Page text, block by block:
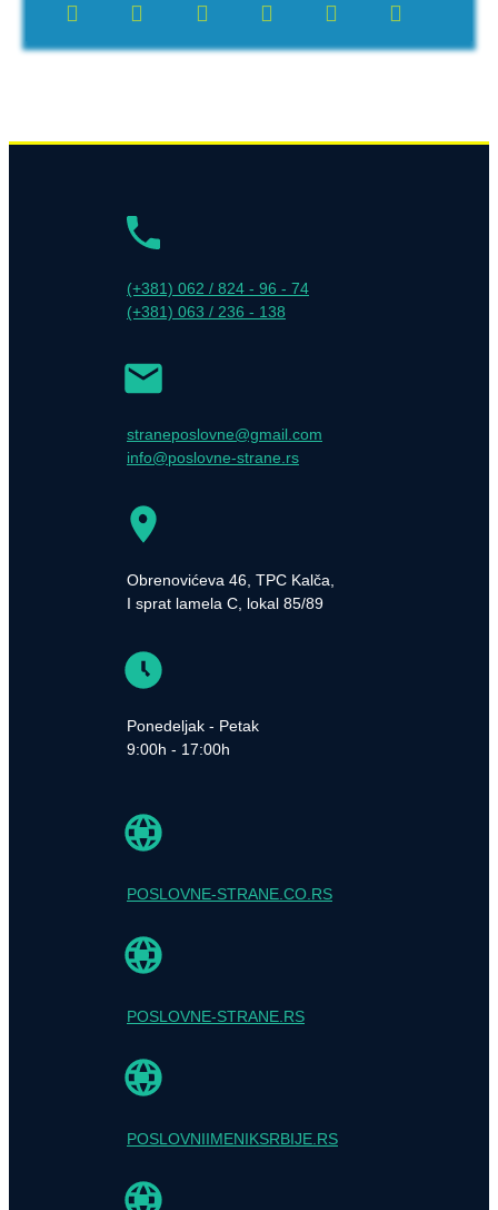
(+381) 062 / 824 - 96 - 74
(+381) 063 / 236 - 138
straneposlovne@gmail.com
info@poslovne-strane.rs
Obrenovićeva 46, TPC Kalča,
I sprat lamela C, lokal 85/89
Ponedeljak - Petak
9:00h - 17:00h
POSLOVNE-STRANE.CO.RS
POSLOVNE-STRANE.RS
POSLOVNIIMENIKSRBIJE.RS